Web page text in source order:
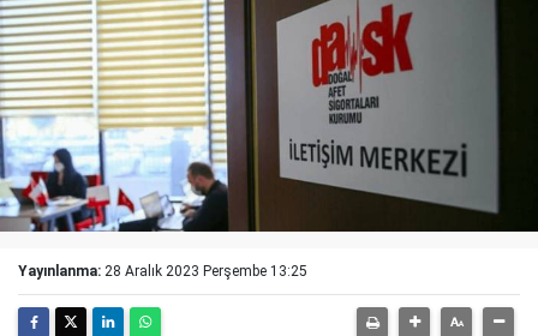
Yayınlanma: 28 Aralık 2023 Perşembe 13:25